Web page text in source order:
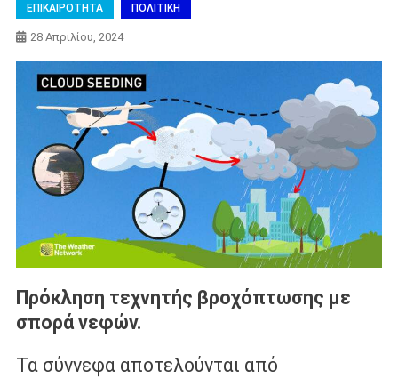
ΕΠΙΚΑΙΡΟΤΗΤΑ ΠΟΛΙΤΙΚΗ
28 Απριλίου, 2024
Πρόκληση τεχνητής βροχόπτωσης με
σπορά νεφών.
Τα σύννεφα αποτελούνται από